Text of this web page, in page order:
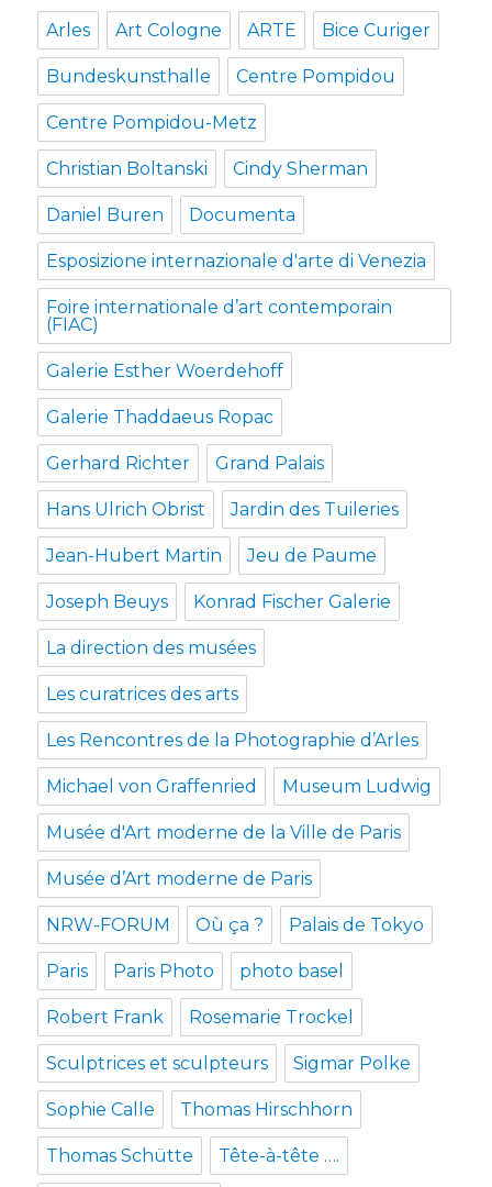
Arles Art Cologne ARTE Bice Curiger
Bundeskunsthalle Centre Pompidou
Centre Pompidou-Metz
Christian Boltanski Cindy Sherman
Daniel Buren Documenta
Esposizione internazionale d'arte di Venezia
Foire internationale d’art contemporain
(FIAC)
Galerie Esther Woerdehoff
Galerie Thaddaeus Ropac
Gerhard Richter Grand Palais
Hans Ulrich Obrist Jardin des Tuileries
Jean-Hubert Martin Jeu de Paume
Joseph Beuys Konrad Fischer Galerie
La direction des musées
Les curatrices des arts
Les Rencontres de la Photographie d’Arles
Michael von Graffenried Museum Ludwig
Musée d'Art moderne de la Ville de Paris
Musée d’Art moderne de Paris
NRW-FORUM Où ça ? Palais de Tokyo
Paris Paris Photo photo basel
Robert Frank Rosemarie Trockel
Sculptrices et sculpteurs Sigmar Polke
Sophie Calle Thomas Hirschhorn
Thomas Schütte Tête-à-tête ….